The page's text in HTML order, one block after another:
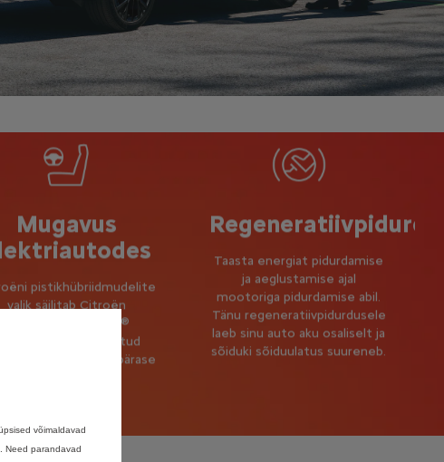
Mugavus
pistikhübriidmudelite
valik säilitab Citroën
Advanced Comfort®
vedrustuse ja täiustatud
suurepärase
Taasta energiat pidurdamise
ja aeglustamise ajal
mootoriga pidurdamise abil.
Tänu regeneratiivpidurdusele
laeb sinu auto aku osaliselt ja
sõiduki sõiduulatus suureneb.
võimaldavad
Need parandavad